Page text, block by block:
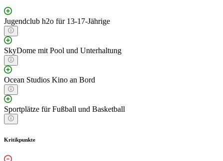
Jugendclub h2o für 13-17-Jährige
SkyDome mit Pool und Unterhaltung
Ocean Studios Kino an Bord
Sportplätze für Fußball und Basketball
Kritikpunkte